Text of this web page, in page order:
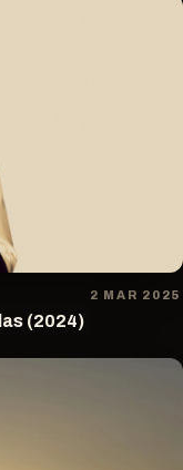
2 MAR 2025
(2024)